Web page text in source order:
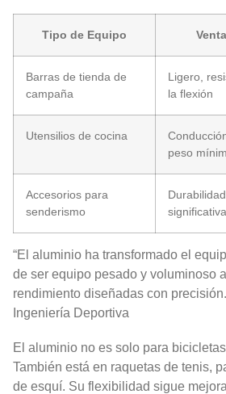
Tipo de Equipo
Barras de tienda de
campaña
Ligero,
la flexión
Utensilios de cocina
peso
Accesorios para
senderismo
significativa
“El aluminio ha transformado el
de ser equipo pesado y voluminoso
rendimiento diseñadas con
Ingeniería Deportiva
El aluminio no es solo para
También está en raquetas de tenis,
de esquí. Su flexibilidad sigue